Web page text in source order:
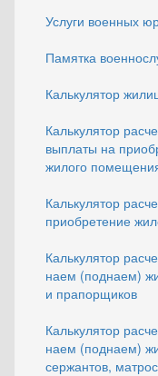
Услуги военных
Памятка
Калькулятор
Калькулятор
выплаты на
жилого
Калькулятор
приобретение
Калькулятор
наем (поднаем)
и прапорщиков
Калькулятор
наем (поднаем)
сержантов,